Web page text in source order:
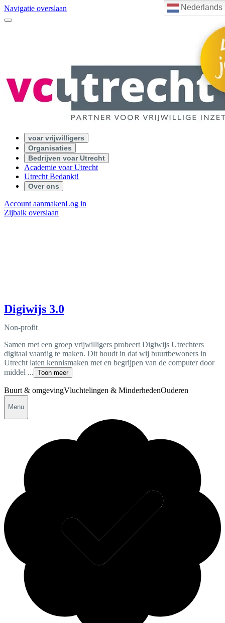
Nederlands
Navigatie overslaan
voar vrijwilligers
Organisaties
Bedrijven voar Utrecht
Academie voar Utrecht
Utrecht Bedankt!
Over ons
Account aanmakenLog in
Zijbalk overslaan
Digiwijs 3.0
Non-profit
Samen met een groep vrijwilligers probeert Digiwijs Utrechters
digitaal vaardig te maken. Dit houdt in dat wij buurtbewoners in
Utrecht laten kennismaken met en begrijpen van de computer door
middel ... Toon meer
Buurt & omgevingVluchtelingen & MinderhedenOuderen
Menu